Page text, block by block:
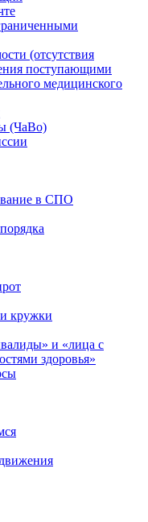
(отсутствия
поступающими
медицинского
(ЧаВо)
в СПО
кружки
и «лица с
здоровья»